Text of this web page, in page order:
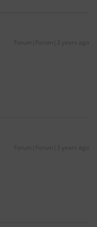
Forum|Forum|3 years ago
Forum|Forum|3 years ago